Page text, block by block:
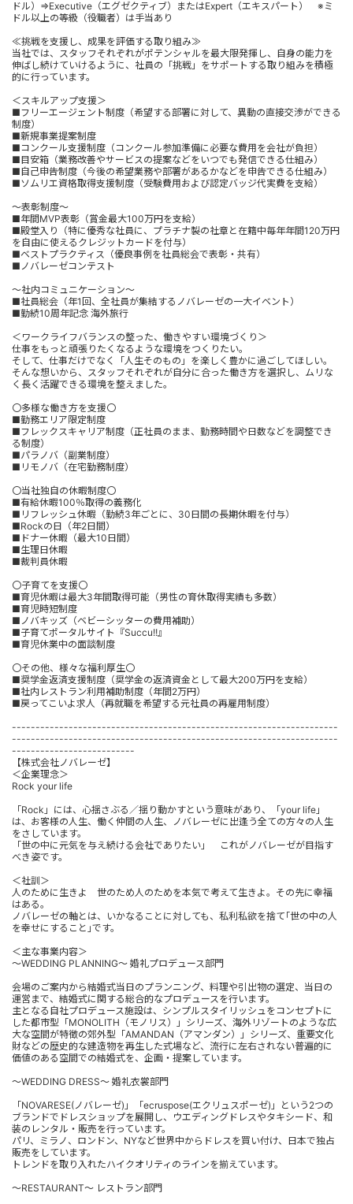
ドル）⇒Executive（エグゼクティブ）またはExpert（エキスパート） ※ミ
ドル以上の等級（役職者）は手当あり
≪挑戦を支援し、成果を評価する取り組み≫
当社では、スタッフそれぞれがポテンシャルを最大限発揮し、自身の能力を
伸ばし続けていけるように、社員の「挑戦」をサポートする取り組みを積極
的に行っています。
＜スキルアップ支援＞
■フリーエージェント制度（希望する部署に対して、異動の直接交渉ができる
制度）
■新規事業提案制度
■コンクール支援制度（コンクール参加準備に必要な費用を会社が負担）
■目安箱（業務改善やサービスの提案などをいつでも発信できる仕組み）
■自己申告制度（今後の希望業務や部署があるかなどを申告できる仕組み）
■ソムリエ資格取得支援制度（受験費用および認定バッジ代実費を支給）
～表彰制度～
■年間MVP表彰（賞金最大100万円を支給）
■殿堂入り（特に優秀な社員に、プラチナ製の社章と在籍中毎年年間120万円
を自由に使えるクレジットカードを付与）
■ベストプラクティス（優良事例を社員総会で表彰・共有）
■ノバレーゼコンテスト
～社内コミュニケーション～
■社員総会（年1回、全社員が集結するノバレーゼの一大イベント）
■勤続10周年記念 海外旅行
＜ワークライフバランスの整った、働きやすい環境づくり＞
仕事をもっと頑張りたくなるような環境をつくりたい。
そして、仕事だけでなく「人生そのもの」を楽しく豊かに過ごしてほしい。
そんな想いから、スタッフそれぞれが自分に合った働き方を選択し、ムリな
く長く活躍できる環境を整えました。
〇多様な働き方を支援〇
■勤務エリア限定制度
■フレックスキャリア制度（正社員のまま、勤務時間や日数などを調整でき
る制度）
■パラノバ（副業制度）
■リモノバ（在宅勤務制度）
〇当社独自の休暇制度〇
■有給休暇100％取得の義務化
■リフレッシュ休暇（勤続3年ごとに、30日間の長期休暇を付与）
■Rockの日（年2日間）
■ドナー休暇（最大10日間）
■生理日休暇
■裁判員休暇
〇子育てを支援〇
■育児休暇は最大3年間取得可能（男性の育休取得実績も多数）
■育児時短制度
■ノバキッズ（ベビーシッターの費用補助）
■子育てポータルサイト『Succu!!』
■育児休業中の面談制度
〇その他、様々な福利厚生〇
■奨学金返済支援制度（奨学金の返済資金として最大200万円を支給）
■社内レストラン利用補助制度（年間2万円）
■戻ってこいよ求人（再就職を希望する元社員の再雇用制度）
---------------------------------------------------------------------
---------------------------------------------------------------------
--------------------------
【株式会社ノバレーゼ】
＜企業理念＞
Rock your life
「Rock」には、心揺さぶる／揺り動かすという意味があり、「your life」
は、お客様の人生、働く仲間の人生、ノバレーゼに出逢う全ての方々の人生
をさしています。
「世の中に元気を与え続ける会社でありたい」 これがノバレーゼが目指す
べき姿です。
＜社訓＞
人のために生きよ 世のため人のためを本気で考えて生きよ。その先に幸福
はある。
ノバレーゼの軸とは、いかなることに対しても、私利私欲を捨て｢世の中の人
を幸せにすること｣です。
＜主な事業内容＞
～WEDDING PLANNING～ 婚礼プロデュース部門
会場のご案内から結婚式当日のプランニング、料理や引出物の選定、当日の
運営まで、結婚式に関する総合的なプロデュースを行います。
主となる自社プロデュース施設は、シンプルスタイリッシュをコンセプトに
した都市型「MONOLITH（モノリス）」シリーズ、海外リゾートのような広
大な空間が特徴の郊外型「AMANDAN（アマンダン）」シリーズ、重要文化
財などの歴史的な建造物を再生した式場など、流行に左右されない普遍的に
価値のある空間での結婚式を、企画・提案しています。
～WEDDING DRESS～ 婚礼衣裳部門
「NOVARESE(ノバレーゼ)」「ecruspose(エクリュスポーゼ)」という2つの
ブランドでドレスショップを展開し、ウエディングドレスやタキシード、和
装のレンタル・販売を行っています。
パリ、ミラノ、ロンドン、NYなど世界中からドレスを買い付け、日本で独占
販売をしています。
トレンドを取り入れたハイクオリティのラインを揃えています。
～RESTAURANT～ レストラン部門